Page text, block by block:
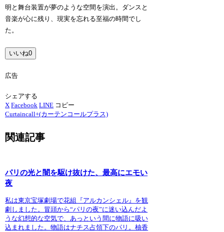
明と舞台装置が夢のような空間を演出。ダンスと
音楽が心に残り、現実を忘れる至福の時間でし
た。
いいね0
広告
シェアする
X Facebook LINE コピー
Curtaincall+(カーテンコールプラス)
関連記事
パリの光と闇を駆け抜けた、最高にエモい
夜
私は東京宝塚劇場で花組『アルカンシェル』を観
劇しました。冒頭から“パリの夜”に迷い込んだよ
うな幻想的な空気で、あっという間に物語に吸い
込まれました。物語はナチス占領下のパリ。柚香